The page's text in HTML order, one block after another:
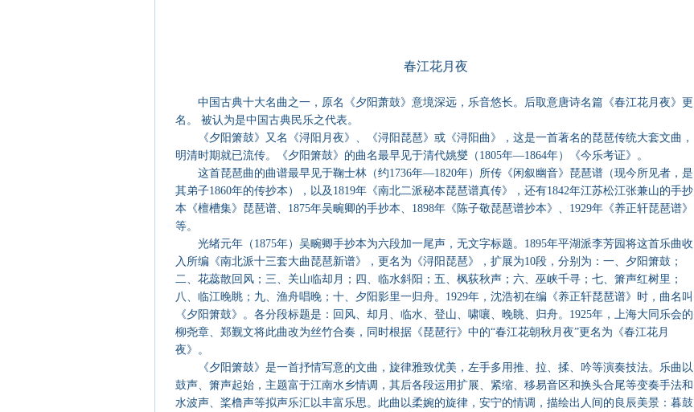
春江花月夜
中国古典十大名曲之一，原名《夕阳萧鼓》意境深远，乐音悠长。后取意唐诗名篇《春江花月夜》更
名。 被认为是中国古典民乐之代表。
《夕阳箫鼓》又名《浔阳月夜》、《浔阳琵琶》或《浔阳曲》，这是一首著名的琵琶传统大套文曲，
明清时期就已流传。《夕阳箫鼓》的曲名最早见于清代姚燮（1805年—1864年）《今乐考证》。
这首琵琶曲的曲谱最早见于鞠士林（约1736年—1820年）所传《闲叙幽音》琵琶谱（现今所见者，是
其弟子1860年的传抄本），以及1819年《南北二派秘本琵琶谱真传》，还有1842年江苏松江张兼山的手抄
本《檀槽集》琵琶谱、1875年吴畹卿的手抄本、1898年《陈子敬琵琶谱抄本》、1929年《养正轩琵琶谱》
等。
光绪元年（1875年）吴畹卿手抄本为六段加一尾声，无文字标题。1895年平湖派李芳园将这首乐曲收
入所编《南北派十三套大曲琵琶新谱》，更名为《浔阳琵琶》，扩展为10段，分别为：一、夕阳箫鼓；
二、花蕊散回风；三、关山临却月；四、临水斜阳；五、枫荻秋声；六、巫峡千寻；七、箫声红树里；
八、临江晚眺；九、渔舟唱晚；十、夕阳影里一归舟。1929年，沈浩初在编《养正轩琵琶谱》时，曲名叫
《夕阳箫鼓》。各分段标题是：回风、却月、临水、登山、啸嚷、晚眺、归舟。1925年，上海大同乐会的
柳尧章、郑觐文将此曲改为丝竹合奏，同时根据《琵琶行》中的“春江花朝秋月夜”更名为《春江花月
夜》。
《夕阳箫鼓》是一首抒情写意的文曲，旋律雅致优美，左手多用推、拉、揉、吟等演奏技法。乐曲以
鼓声、箫声起始，主题富于江南水乡情调，其后各段运用扩展、紧缩、移易音区和换头合尾等变奏手法和
水波声、桨橹声等拟声乐汇以丰富乐思。此曲以柔婉的旋律，安宁的情调，描绘出人间的良辰美景：暮鼓